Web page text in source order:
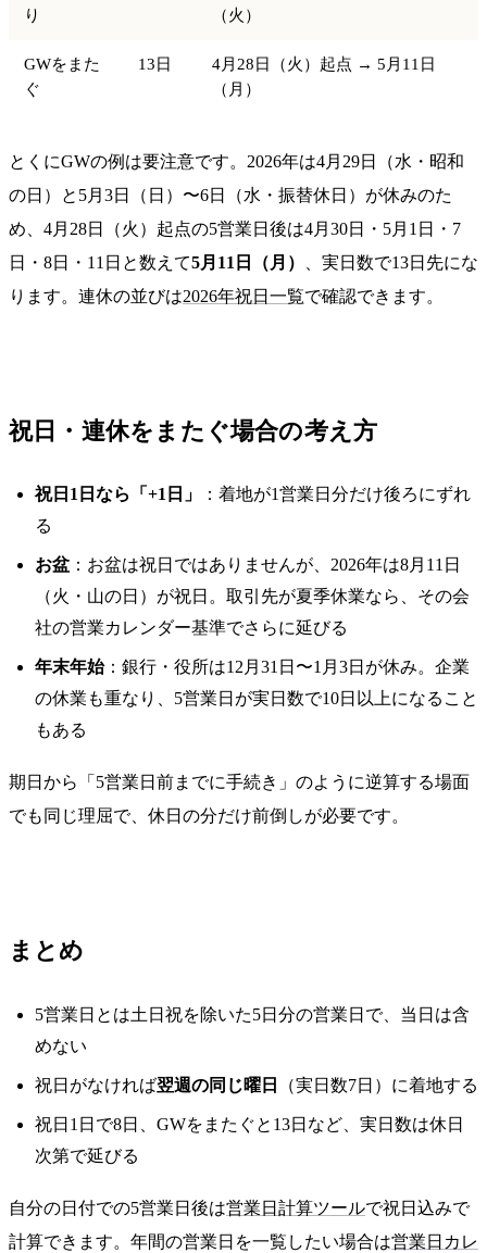
り
（火）
GWをまた
ぐ
13日
4月28日（火）起点 → 5月11日
（月）
とくにGWの例は要注意です。2026年は4月29日（水・昭和
の日）と5月3日（日）〜6日（水・振替休日）が休みのた
め、4月28日（火）起点の5営業日後は4月30日・5月1日・7
日・8日・11日と数えて5月11日（月）
、実日数で13日先にな
ります。連休の並びは2026年祝日一覧で確認できます。
祝日・連休をまたぐ場合の考え方
祝日1日なら「+1日」
：着地が1営業日分だけ後ろにずれ
る
お盆 ：お盆は祝日ではありませんが、2026年は8月11日
（火・山の日）が祝日。取引先が夏季休業なら、その会
社の営業カレンダー基準でさらに延びる
年末年始：銀行・役所は12月31日〜1月3日が休み。企業
の休業も重なり、5営業日が実日数で10日以上になること
もある
期日から「5営業日前までに手続き」のように逆算する場面
でも同じ理屈で、休日の分だけ前倒しが必要です。
まとめ
5営業日とは土日祝を除いた5日分の営業日で、当日は含
めない
祝日がなければ翌週の同じ曜日 （実日数7日）に着地する
祝日1日で8日、GWをまたぐと13日など、実日数は休日
次第で延びる
自分の日付での5営業日後は営業日計算ツールで祝日込みで
計算できます。年間の営業日を一覧したい場合は営業日カレ